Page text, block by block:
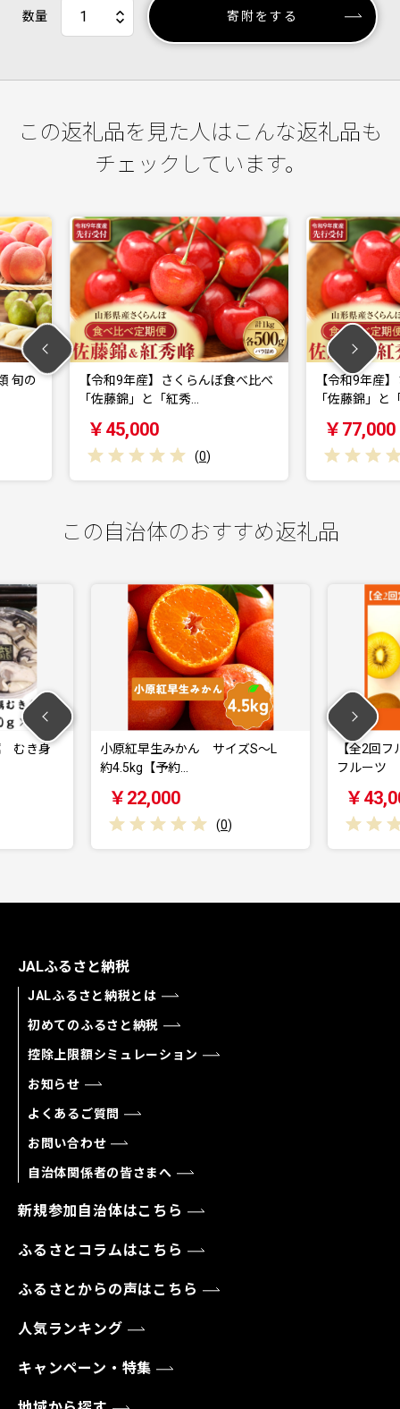
数量 寄附をする
この返礼品を見た人はこんな返礼品も
チェックしています。
くらんぼ食べ比べ
【令和9年産】さくらんぼ食べ比べ
「佐藤錦」と「紅秀…
￥77,000
【
峰
この自治体のおすすめ返礼品
早生みかん サイズS～L
【全2回フルーツ定期便】さぬき讃
JALふるさと納税
JALふるさと納税とは
初めてのふるさと納税
控除上限額シミュレーション
お知らせ
よくあるご質問
お問い合わせ
自治体関係者の皆さまへ
新規参加自治体はこちら
ふるさとコラムはこちら
ふるさとからの声はこちら
人気ランキング
キャンペーン・特集